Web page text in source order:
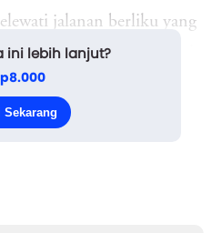
jalanan berliku yang
membuat perutnya mual
ini lebih lanjut?
Sekarang